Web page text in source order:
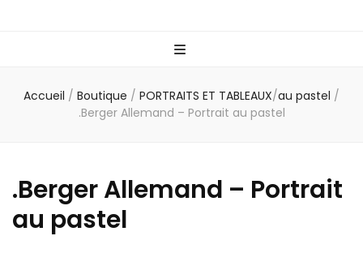
Accueil / Boutique / PORTRAITS ET TABLEAUX/au pastel /
.Berger Allemand – Portrait au pastel
.Berger Allemand – Portrait
au pastel